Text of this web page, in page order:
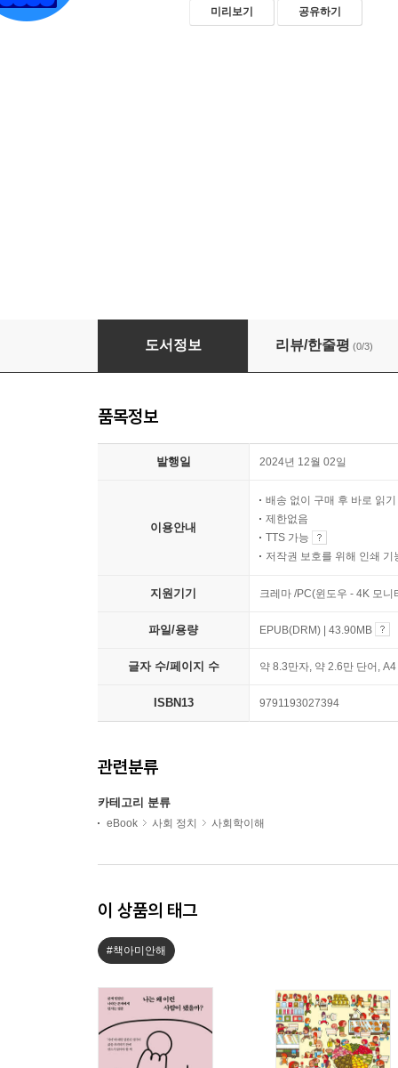
미리보기 공유하기
시골을 살리는 작은 학교
도서정보 리뷰/한줄평 (0/3)
품목정보
발행일 2024년 12월 02일
이용안내
배송 없이 구매 후 바로 읽기
제한없음
TTS 가능
저작권 보호를 위해 인쇄 기
지원기기 크레마 /PC(윈도우 - 4K 모
파일/용량 EPUB(DRM) | 43.90MB
글자 수/페이지 수 약 8.3만자, 약 2.6만 단어,
ISBN13 9791193027394
관련분류
카테고리 분류
eBook 사회 정치 사회학이해
이 상품의 태그
#책아미안해